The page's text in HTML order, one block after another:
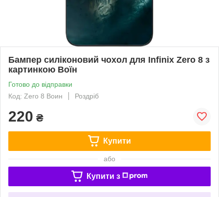
Бампер силіконовий чохол для Infinix Zero 8 з
картинкою Воїн
Готово до відправки
Код: Zero 8 Воин
Роздріб
220 ₴
Купити
або
Купити з